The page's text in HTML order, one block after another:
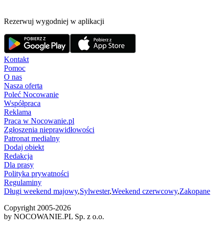
Rezerwuj wygodniej w aplikacji
Kontakt
Pomoc
O nas
Nasza oferta
Poleć Nocowanie
Współpraca
Reklama
Praca w Nocowanie.pl
Zgłoszenia nieprawidłowości
Patronat medialny
Dodaj obiekt
Redakcja
Dla prasy
Polityka prywatności
Regulaminy
Długi weekend majowy,Sylwester,Weekend czerwcowy,Zakopane
Copyright 2005-2026
by NOCOWANIE.PL Sp. z o.o.